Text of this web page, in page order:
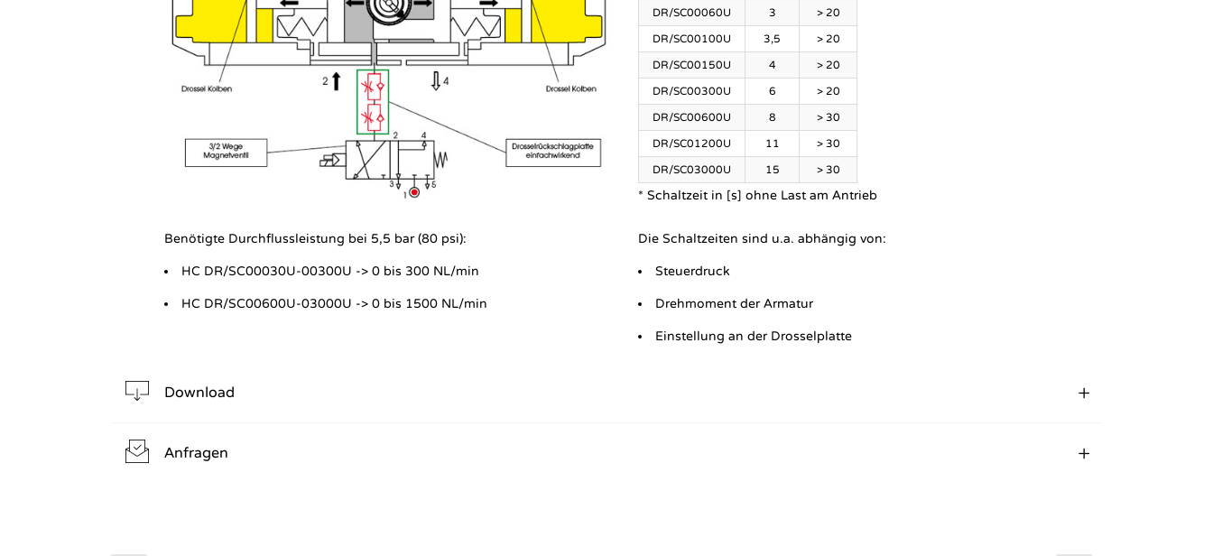
DR/SC00060U 3 > 20
DR/SC00100U 3,5 > 20
DR/SC00150U 4 > 20
DR/SC00300U 6 > 20
DR/SC00600U 8 > 30
DR/SC01200U 11 > 30
DR/SC03000U 15 > 30
* Schaltzeit in [s] ohne Last am Antrieb
Benötigte Durchflussleistung bei 5,5 bar (80 psi):
HC DR/SC00030U-00300U -> 0 bis 300 NL/min
HC DR/SC00600U-03000U -> 0 bis 1500 NL/min
Die Schaltzeiten sind u.a. abhängig von:
Steuerdruck
Drehmoment der Armatur
Einstellung an der Drosselplatte
Download
Anfragen